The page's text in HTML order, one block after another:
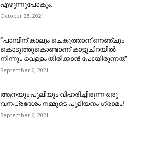
എഴുന്നുപോകും.
October 28, 2021
”പാമ്പിന് കാലും ചെകുത്താന് നെഞ്ചും
കൊടുത്തുകൊണ്ടാണ് കാട്ടുചിറയിൽ
നിന്നും വെള്ളം തിരിക്കാൻ പോയിരുന്നത്”
September 6, 2021
ആനയും പുലിയും വിഹരിച്ചിരുന്ന ഒരു
വനപ്രദേശം നമ്മുടെ പുളിയനം ഗ്രാമം!
September 6, 2021